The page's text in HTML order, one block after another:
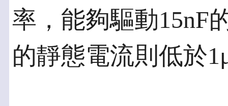
率，能夠驅動15nF
的靜態電流則低於